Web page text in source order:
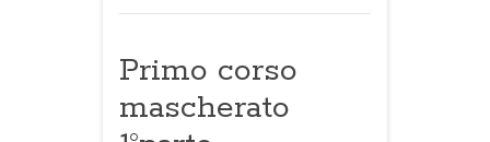
Primo corso
mascherato